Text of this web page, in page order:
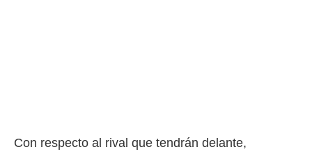
de
Con respecto al rival que tendrán delante,